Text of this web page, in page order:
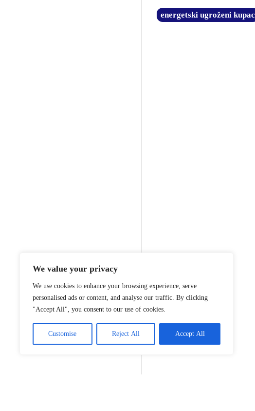
We value your privacy
We use cookies to enhance your browsing experience, serve
personalised ads or content, and analyse our traffic. By clicking
"Accept All", you consent to our use of cookies.
Customise Reject All Accept All
energetski ugroženi kupac